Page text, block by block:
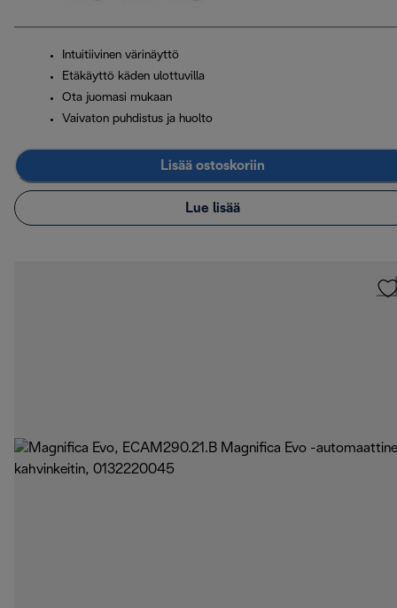
Intuitiivinen värinäyttö
Etäkäyttö käden ulottuvilla
Ota juomasi mukaan
Vaivaton puhdistus ja huolto
Lisää ostoskoriin
Lue lisää